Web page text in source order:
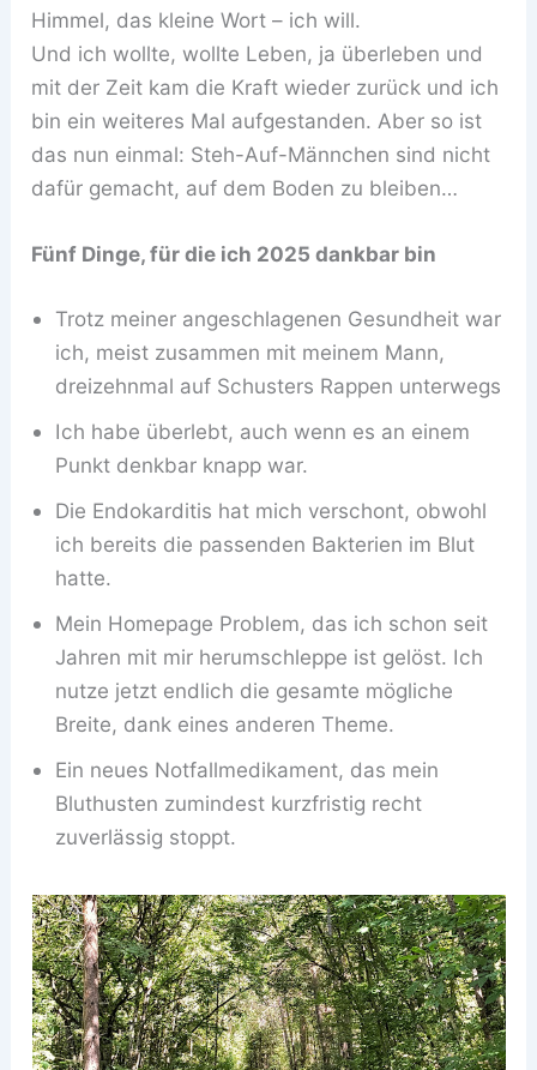
Himmel, das kleine Wort – ich will.
Und ich wollte, wollte Leben, ja überleben und
mit der Zeit kam die Kraft wieder zurück und ich
bin ein weiteres Mal aufgestanden. Aber so ist
das nun einmal: Steh-Auf-Männchen sind nicht
dafür gemacht, auf dem Boden zu bleiben…
Fünf Dinge, für die ich 2025 dankbar bin
Trotz meiner angeschlagenen Gesundheit war
ich, meist zusammen mit meinem Mann,
dreizehnmal auf Schusters Rappen unterwegs
Ich habe überlebt, auch wenn es an einem
Punkt denkbar knapp war.
Die Endokarditis hat mich verschont, obwohl
ich bereits die passenden Bakterien im Blut
hatte.
Mein Homepage Problem, das ich schon seit
Jahren mit mir herumschleppe ist gelöst. Ich
nutze jetzt endlich die gesamte mögliche
Breite, dank eines anderen Theme.
Ein neues Notfallmedikament, das mein
Bluthusten zumindest kurzfristig recht
zuverlässig stoppt.